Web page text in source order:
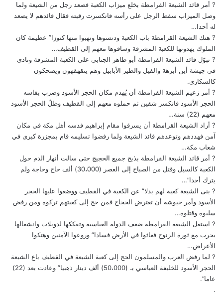
? أمر قائد الشيعة القرامطة بخلع ميزاب الكعبة فصعد رجل من الشيعة ولما
وصل الميزاب سقط الرجل على رأسه فانكسرت رقبته فقال قائدهم لا يصعد
له أحدا…
? هتك الشيعة القرامطة باب الكعبة ودنسوها ونهبوا منها كنوزا” عظيمة كان
الملوك يهدونها للكعبة المشرفة وساقوها معهم إلى القطيف…
? تبوّل قائد الشيعة القرامطة أبو طاهر الجنابي على الكعبة المشرفة ونادى
في جيشة أين أبرهة والفيل والطير الأبابيل وهم يتقهقهون ويضحكون
كالسكارى.
? أمر زعيم الشيعة القرامطة أن يُهدم مكان الحجر الأسود وضرب بفاسه
الحجر الأسود فانكسر شقين ثم حملوه معهم إلى القطيف وظلّ الحجر الأسود
معهم (22) سنة…
? أراد الشيعة القرامطة أن يسرقوا مقام إبراهيم فدسه أهل مكة في مكان
آمن فهددهم وتوعدهم قائد الشيعة ولما رفضوا تسليمه قام بمجزرة كبرى في
شعاب مكة…
? أمر قائد الشيعة القرامطة بذبح جميع الحجيج حتى سالت أنهار الدم حول
الكعبة كالسيل وقتل من الصباح إلى العصر (30،000) ألف حاج وحاجة ولم
يترك أحدا”…
? بنى الشيعة كعبة لهم بدلا” عن الكعبة في القطيف ووضعوا عليها الحجر
الأسود وأمر جيوشه أن تعترض الحجاج فمن حج إلى كعبتهم تركوه ومن رفض
سلبوه وقتلوه…
? استغل الشيعة القرامطة ضعف الدولة العباسية وتفككها لدويلات وانشغالها
بحرب مع ثورة الزنوج فعاثوا في الأرض فسادا” وروعوا الآمنين وهتكوا
الأعراض…
? لما رفض العرب والمسلمون الحج إلى كعبة الشيعة في القطيف باع الشيعة
الحجر الأسود للخليفة العباسي بـ (50،000) ألف دينار ذهبيا” وعادت بعد (22)
عاما”.
.